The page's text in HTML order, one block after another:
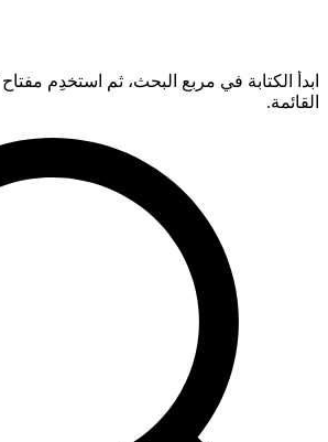
القائمة.